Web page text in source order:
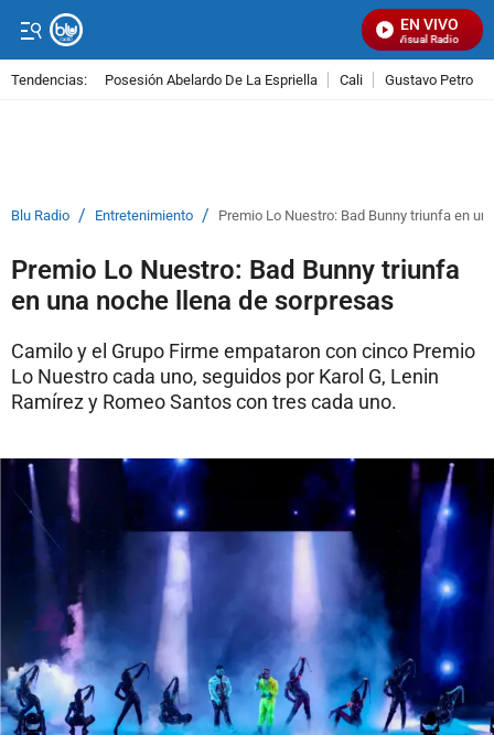
EN VIVO
Señal Visual Radio
Tendencias: Posesión Abelardo De La Espriella Cali Gustavo Petro
Blu Radio / Entretenimiento / Premio Lo Nuestro: Bad Bunny triunfa en
Premio Lo Nuestro: Bad Bunny triunfa
en una noche llena de sorpresas
Camilo y el Grupo Firme empataron con cinco Premio
Lo Nuestro cada uno, seguidos por Karol G, Lenin
Ramírez y Romeo Santos con tres cada uno.